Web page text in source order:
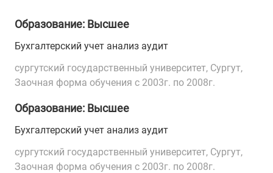
Образование: Высшее
Бухгалтерский учет анализ аудит
сургутский государственный университет, Сургут,
Заочная форма обучения с 2003г. по 2008г.
Образование: Высшее
Бухгалтерский учет анализ аудит
сургутский государственный университет, Сургут,
Заочная форма обучения с 2003г. по 2008г.